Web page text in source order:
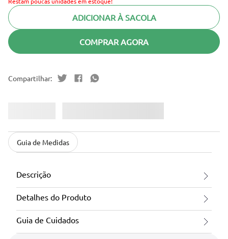
ADICIONAR À SACOLA
COMPRAR AGORA
Guia de Medidas
Descrição
Detalhes do Produto
Guia de Cuidados